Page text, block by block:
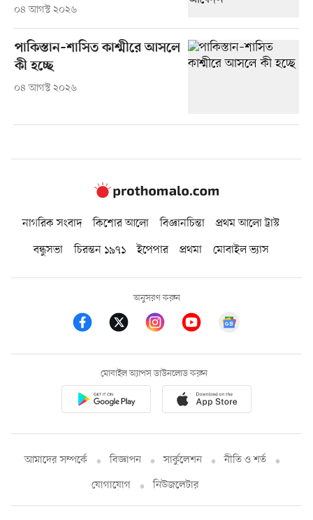
০৪ আগস্ট ২০২৬
পাকিস্তান–শাসিত কাশ্মীরে আসলে
কী হচ্ছে
০৪ আগস্ট ২০২৬
নাগরিক সংবাদ কিশোর আলো বিজ্ঞানচিন্তা
প্রথম আলো ট্রাস্ট
বন্ধুসভা
চিরন্তন ১৯৭১ ইপেপার প্রথমা মোবাইল ভ্যাস
অনুসরণ করুন
মোবাইল অ্যাপস ডাউনলোড করুন
আমাদের সম্পর্কে বিজ্ঞাপন সার্কুলেশন
নীতি ও শর্ত
যোগাযোগ
নিউজলেটার